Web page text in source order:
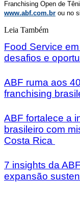
Franchising Open de
www.abf.com.br ou no
Leia Também
Food Service
desafios e
ABF ruma aos
franchising
ABF fortalece a
brasileiro com
Costa Rica
7 insights da
expansão